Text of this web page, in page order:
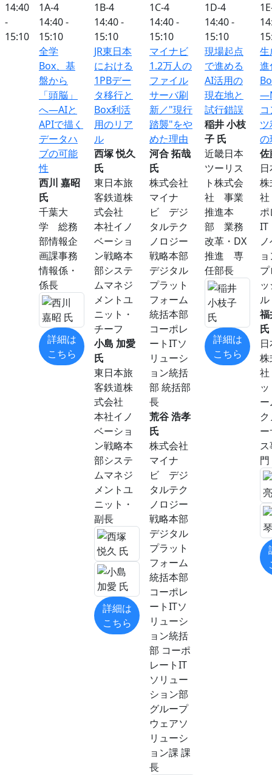
14:40
-
15:10
1A-4
14:40 -
15:10
全学
Box、基
盤から
「頭脳」
へ―AIと
APIで描く
データハ
ブの可能
性
西川 嘉昭
氏
千葉大
学 総務
部情報企
画課事務
情報係・
係長
詳細は
こちら
1B-4
14:40 -
15:10
JR東日本
における
1PBデー
タ移行と
Box利活
用のリア
ル
西塚 悦久
氏
東日本旅
客鉄道株
式会社
本社イノ
ベーショ
ン戦略本
部システ
ムマネジ
メントユ
ニット・
チーフ
小島 加愛
氏
東日本旅
客鉄道株
式会社
本社イノ
ベーショ
ン戦略本
部システ
ムマネジ
メントユ
ニット・
副長
詳細は
こちら
1C-4
14:40 -
15:10
マイナビ
1.2万人の
ファイル
サーバ刷
新／"現行
踏襲"をや
めた理由
河合 拓哉
氏
株式会社
マイナ
ビ デジ
タルテク
ノロジー
戦略本部
デジタル
プラット
フォーム
統括本部
コーポレ
ートITソ
リューシ
ョン統括
部 統括部
長
荒谷 浩孝
氏
株式会社
マイナ
ビ デジ
タルテク
ノロジー
戦略本部
デジタル
プラット
フォーム
統括本部
コーポレ
ートITソ
リューシ
ョン統括
部 コーポ
レートIT
ソリュー
ション部
グループ
ウェアソ
リューシ
ョン課 課
長
1D-4
14:40 -
15:10
現場起点
で進める
AI活用の
現在地と
試行錯誤
稲井 小枝
子 氏
近畿日本
ツーリス
ト株式会
社 事業
推進本
部 業務
改革・DX
推進 専
任部長
詳細は
こちら
生
進
の
佐
株
ポ
IT
ル
福
氏
株